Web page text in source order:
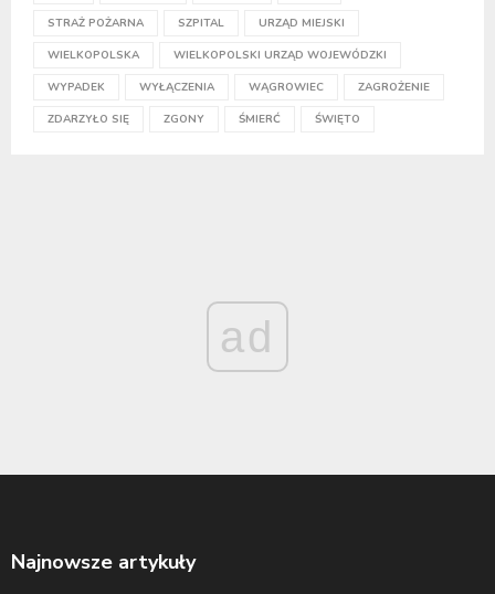
STRAŻ POŻARNA SZPITAL URZĄD MIEJSKI
WIELKOPOLSKA WIELKOPOLSKI URZĄD WOJEWÓDZKI
WYPADEK WYŁĄCZENIA WĄGROWIEC ZAGROŻENIE
ZDARZYŁO SIĘ ZGONY ŚMIERĆ ŚWIĘTO
ad
Najnowsze artykuły